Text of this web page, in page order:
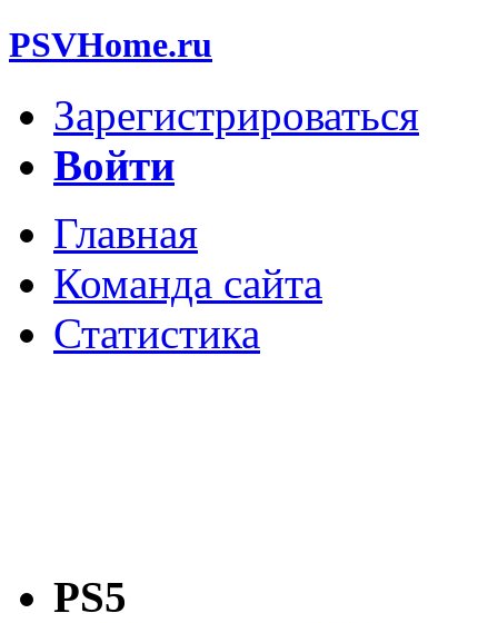
PSVHome.ru
Зарегистрироваться
Войти
Главная
Команда сайта
Статистика
PS5